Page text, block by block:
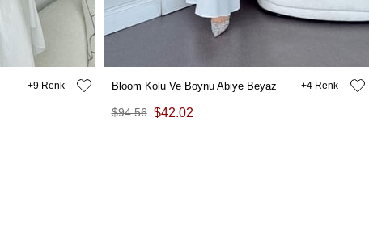
9 Bloom Kolu Ve Boynu Abiye Beyaz
$42.02
$94.56
4